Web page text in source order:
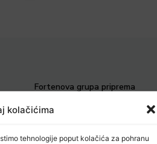
kolačićima
tehnologije poput kolačića za pohranu
Fortenova grupa priprema
Marjan voće redizajniralo